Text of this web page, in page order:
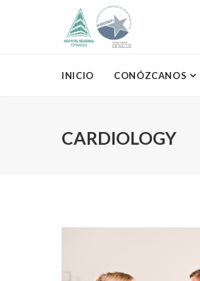
INICIO CONÓZCANOS
CARDIOLOGY